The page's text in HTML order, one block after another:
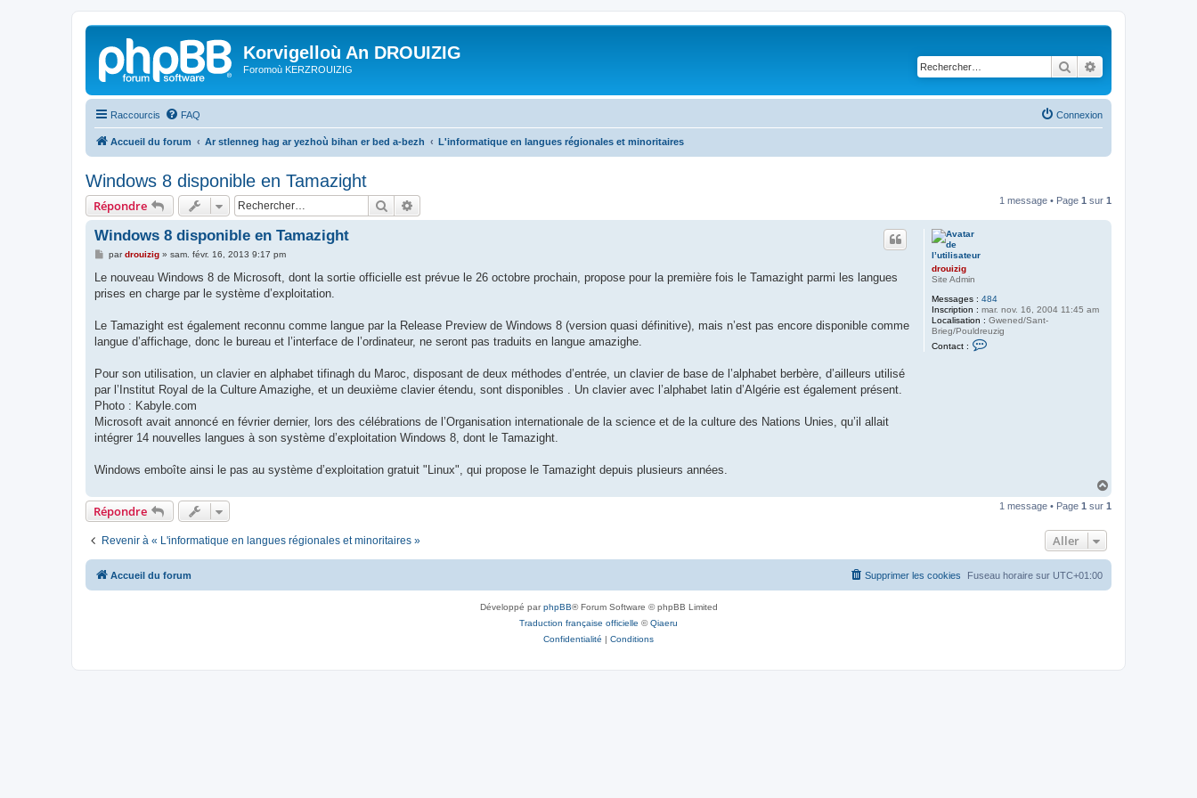
Korvigelloù An DROUIZIG
Foromoù KERZROUIZIG Rechercher
Raccourcis FAQ Connexion
Accueil du forum Ar stlenneg hag ar yezhoù bihan er bed a-bezh L'informatique en langues régionales et minoritaires
Windows 8 disponible en Tamazight
Répondre Rechercher 1 message • Page 1 sur 1
drouizig
Site Admin
Messages : 484
Inscription : mar. nov. 16, 2004 11:45 am
Localisation : Gwened/Sant-
Brieg/Pouldreuzig
Contact :
Windows 8 disponible en Tamazight
M
s
a
pardrouizig» sam. févr. 16, 2013 9:17 pm
Le nouveau Windows 8 de Microsoft, dont la sortie officielle est prévue le 26 octobre prochain, propose pour la première fois le Tamazight parmi les langues
prises en charge par le système d’exploitation.
Le Tamazight est également reconnu comme langue par la Release Preview de Windows 8 (version quasi définitive), mais n’est pas encore disponible comme
langue d’affichage, donc le bureau et l’interface de l’ordinateur, ne seront pas traduits en langue amazighe.
Pour son utilisation, un clavier en alphabet tifinagh du Maroc, disposant de deux méthodes d’entrée, un clavier de base de l’alphabet berbère, d’ailleurs utilisé
par l’Institut Royal de la Culture Amazighe, et un deuxième clavier étendu, sont disponibles . Un clavier avec l’alphabet latin d’Algérie est également présent.
Photo : Kabyle.com
Microsoft avait annoncé en février dernier, lors des célébrations de l’Organisation internationale de la science et de la culture des Nations Unies, qu’il allait
intégrer 14 nouvelles langues à son système d’exploitation Windows 8, dont le Tamazight.
Windows emboîte ainsi le pas au système d’exploitation gratuit "Linux", qui propose le Tamazight depuis plusieurs années.
u
Répondre 1 message • Page 1 sur 1
Revenir à « L'informatique en langues régionales et minoritaires » Aller
Accueil du forum Fuseau horaire sur UTC+01:00
Supprimer les cookies
Développé parphpBB® Forum Software © phpBB Limited
Traduction française officielle ©Qiaeru
Confidentialité | Conditions